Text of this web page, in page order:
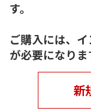
す。
ご購入には、イ
が必要になりま
新